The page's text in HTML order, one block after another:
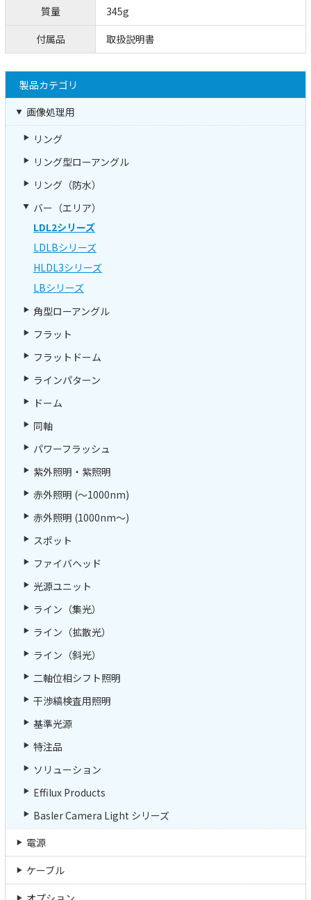
質量
345g
付属品
取扱説明書
製品カテゴリ
画像処理用
リング
リング型ローアングル
リング（防水）
バー（エリア）
LDL2シリーズ
LDLBシリーズ
HLDL3シリーズ
LBシリーズ
角型ローアングル
フラット
フラットドーム
ラインパターン
ドーム
同軸
パワーフラッシュ
紫外照明・紫照明
赤外照明 (～1000nm)
赤外照明 (1000nm～)
スポット
ファイバヘッド
光源ユニット
ライン（集光）
ライン（拡散光）
ライン（斜光）
二軸位相シフト照明
干渉縞検査用照明
基準光源
特注品
ソリューション
Effilux Products
Basler Camera Light シリーズ
電源
ケーブル